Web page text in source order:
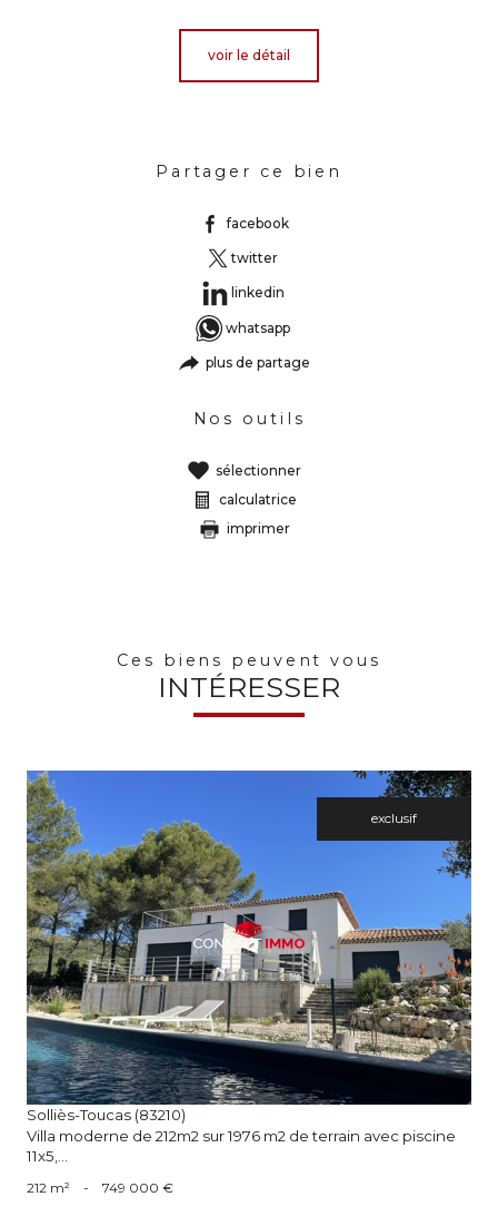
voir le détail
Partager ce bien
facebook
twitter
linkedin
whatsapp
plus de partage
Nos outils
sélectionner
calculatrice
imprimer
Ces biens peuvent vous
INTÉRESSER
exclusif
voir le bien
Solliès-Toucas (83210)
Villa moderne de 212m2 sur 1976 m2 de terrain avec piscine
11x5,...
212 m² - 749 000 €